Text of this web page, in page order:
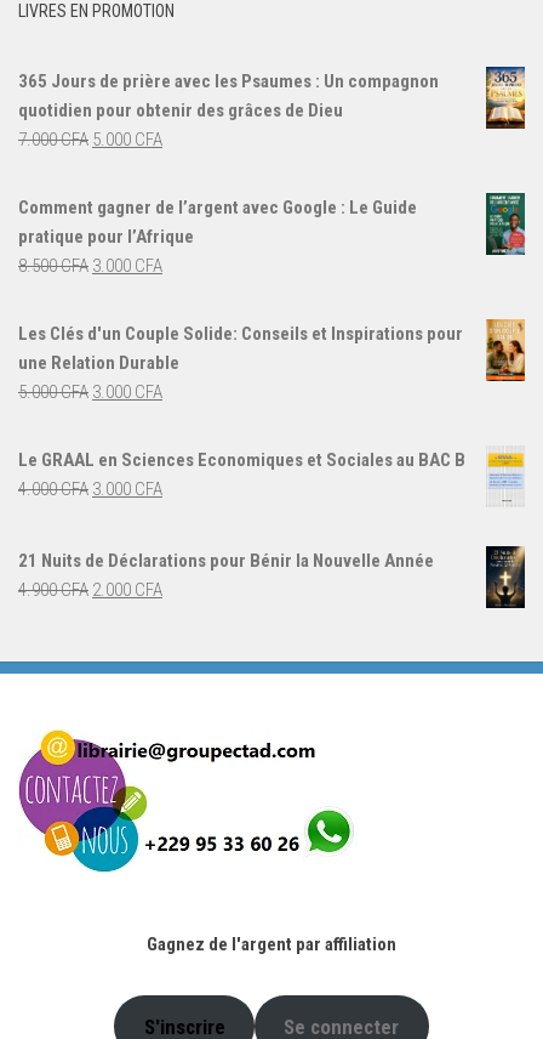
LIVRES EN PROMOTION
365 Jours de prière avec les Psaumes : Un compagnon
quotidien pour obtenir des grâces de Dieu
7.000CFA Le
était :
7.000 CFA.
5.000 CFALe
actuel
est :
Comment gagner de l’argent avec Google : Le Guide
pratique pour l’Afrique
8.500CFA Le
initial
était :
8.500 CFA.
3.000 CFALe
actuel
est :
Les Clés d'un Couple Solide: Conseils et Inspirations pour
une Relation Durable
5.000CFA Le
initial
était :
3.000 CFALe
actuel
Le GRAAL en Sciences Economiques et Sociales au BAC B
4.000CFA Le
4.000 CFA.
3.000 CFALe
3.000 CFA.
21 Nuits de Déclarations pour Bénir la Nouvelle Année
4.900CFA Le
était :
2.000 CFALe
est :
Gagnez de l'argent par affiliation
S'inscrire Se connecter